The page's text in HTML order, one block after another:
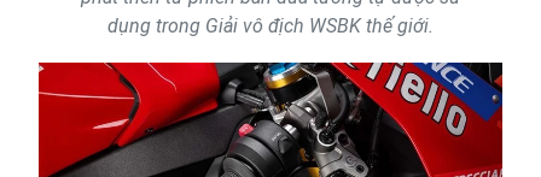
dụng trong Giải vô địch WSBK thế giới.